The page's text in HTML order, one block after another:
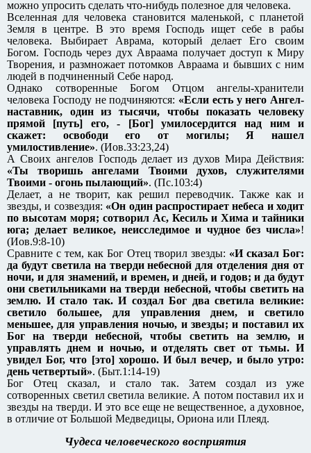
можно упросить сделать что-нибудь полезное для человека.
Вселенная для человека становится маленькой, с планетой
Земля в центре. В это время Господь ищет себе в рабы
человека. Выбирает Аврама, который делает Его своим
Богом. Господь через дух Авраама получает доступ к Миру
Творения, и размножает потомков Авраама и бывших с ним
людей в подчиненный Себе народ.
Однако сотворенные Богом Отцом ангелы-хранители
человека Господу не подчиняются: «Если есть у него Ангел-
наставник, один из тысячи, чтобы показать человеку
прямой [путь] его, - [Бог] умилосердится над ним и
скажет: освободи его от могилы; Я нашел
умилостивление». (Иов.33:23,24)
А Своих ангелов Господь делает из духов Мира Действия:
«Ты творишь ангелами Твоими духов, служителями
Твоими - огонь пылающий». (Пс.103:4)
Делает, а не творит, как решил переводчик. Также как и
звезды, и созвездия: «Он один распростирает небеса и ходит
по высотам моря; сотворил Ас, Кесиль и Хима и тайники
юга; делает великое, неисследимое и чудное без числа»!
(Иов.9:8-10)
Сравните с тем, как Бог Отец творил звезды: «И сказал Бог:
да будут светила на тверди небесной для отделения дня от
ночи, и для знамений, и времен, и дней, и годов; и да будут
они светильниками на тверди небесной, чтобы светить на
землю. И стало так. И создал Бог два светила великие:
светило большее, для управления днем, и светило
меньшее, для управления ночью, и звезды; и поставил их
Бог на тверди небесной, чтобы светить на землю, и
управлять днем и ночью, и отделять свет от тьмы. И
увидел Бог, что [это] хорошо. И был вечер, и было утро:
день четвертый». (Быт.1:14-19)
Бог Отец сказал, и стало так. Затем создал из уже
сотворенных светил светила великие. А потом поставил их и
звезды на тверди. И это все еще не вещественное, а духовное,
в отличие от Большой Медведицы, Ориона или Плеяд.
Чудеса человеческого восприятия